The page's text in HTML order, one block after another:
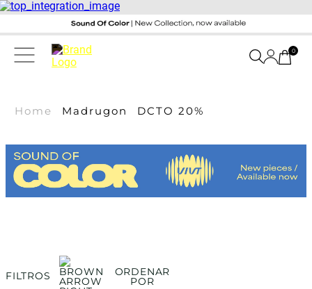
0
Home Madrugon DCTO 20%
FILTROS ORDENAR
POR